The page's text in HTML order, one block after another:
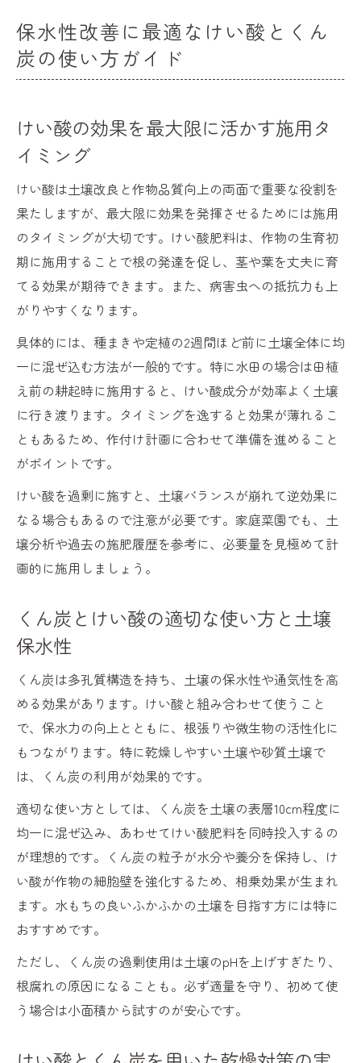
保水性改善に最適なけい酸とくん
炭の使い方ガイド
けい酸の効果を最大限に活かす施用タ
イミング
けい酸は土壌改良と作物品質向上の両面で重要な役割を
果たしますが、最大限に効果を発揮させるためには施用
のタイミングが大切です。けい酸肥料は、作物の生育初
期に施用することで根の発達を促し、茎や葉を丈夫に育
てる効果が期待できます。また、病害虫への抵抗力も上
がりやすくなります。
具体的には、種まきや定植の2週間ほど前に土壌全体に均
一に混ぜ込む方法が一般的です。特に水田の場合は田植
え前の耕起時に施用すると、けい酸成分が効率よく土壌
に行き渡ります。タイミングを逸すると効果が薄れるこ
ともあるため、作付け計画に合わせて準備を進めること
がポイントです。
けい酸を過剰に施すと、土壌バランスが崩れて逆効果に
なる場合もあるので注意が必要です。家庭菜園でも、土
壌分析や過去の施肥履歴を参考に、必要量を見極めて計
画的に施用しましょう。
くん炭とけい酸の適切な使い方と土壌
保水性
くん炭は多孔質構造を持ち、土壌の保水性や通気性を高
める効果があります。けい酸と組み合わせて使うこと
で、保水力の向上とともに、根張りや微生物の活性化に
もつながります。特に乾燥しやすい土壌や砂質土壌で
は、くん炭の利用が効果的です。
適切な使い方としては、くん炭を土壌の表層10cm程度に
均一に混ぜ込み、あわせてけい酸肥料を同時投入するの
が理想的です。くん炭の粒子が水分や養分を保持し、け
い酸が作物の細胞壁を強化するため、相乗効果が生まれ
ます。水もちの良いふかふかの土壌を目指す方には特に
おすすめです。
ただし、くん炭の過剰使用は土壌のpHを上げすぎたり、
根腐れの原因になることも。必ず適量を守り、初めて使
う場合は小面積から試すのが安心です。